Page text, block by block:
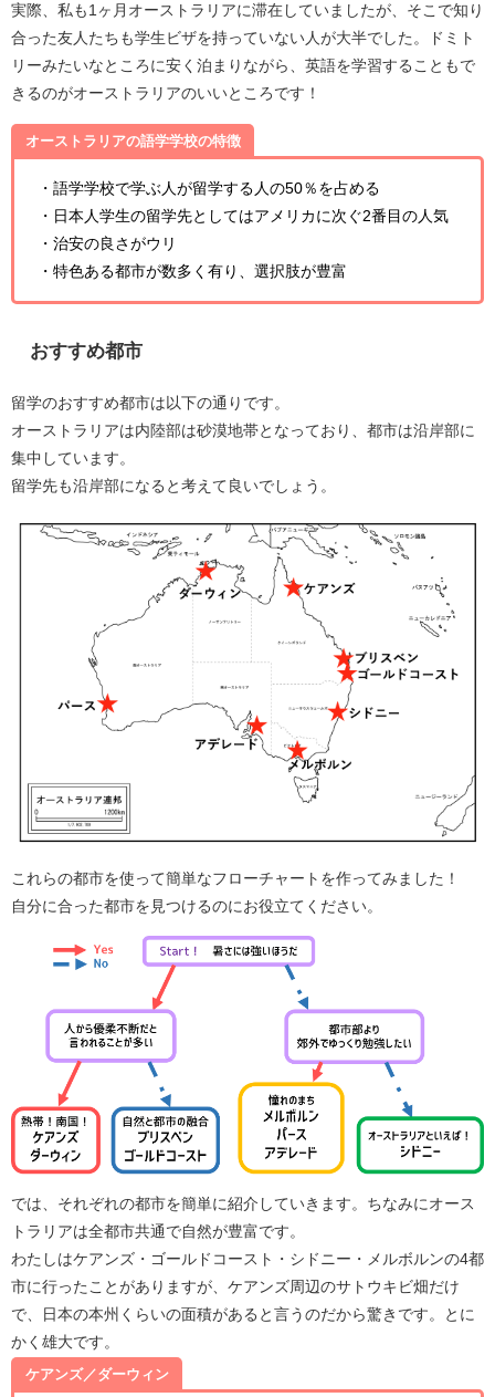
実際、私も1ヶ月オーストラリアに滞在していましたが、そこで知り
合った友人たちも学生ビザを持っていない人が大半でした。ドミト
リーみたいなところに安く泊まりながら、英語を学習することもで
きるのがオーストラリアのいいところです！
オーストラリアの語学学校の特徴
・語学学校で学ぶ人が留学する人の50％を占める
・日本人学生の留学先としてはアメリカに次ぐ2番目の人気
・治安の良さがウリ
・特色ある都市が数多く有り、選択肢が豊富
おすすめ都市
留学のおすすめ都市は以下の通りです。
オーストラリアは内陸部は砂漠地帯となっており、都市は沿岸部に
集中しています。
留学先も沿岸部になると考えて良いでしょう。
これらの都市を使って簡単なフローチャートを作ってみました！
自分に合った都市を見つけるのにお役立てください。
では、それぞれの都市を簡単に紹介していきます。ちなみにオース
トラリアは全都市共通で自然が豊富です。
わたしはケアンズ・ゴールドコースト・シドニー・メルボルンの4都
市に行ったことがありますが、ケアンズ周辺のサトウキビ畑だけ
で、日本の本州くらいの面積があると言うのだから驚きです。とに
かく雄大です。
ケアンズ／ダーウィン